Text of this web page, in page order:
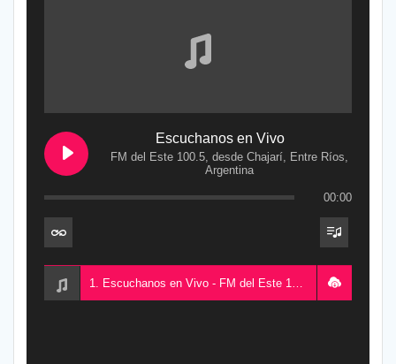
Escuchanos en Vivo
FM del Este 100.5, desde Chajarí, Entre Ríos,
Argentina
00:00